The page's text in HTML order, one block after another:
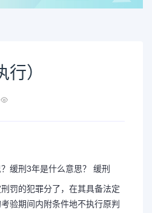
）
缓刑3年是什么意思？ 缓刑
罚的犯罪分了，在其具备法定
验期间内附条件地不执行原判